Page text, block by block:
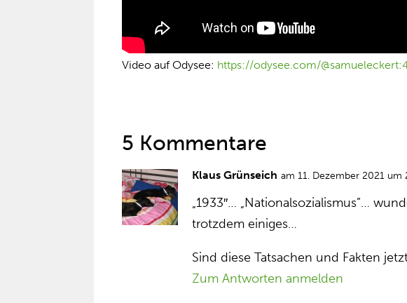
Video auf Odysee: https://odysee.com/
5 Kommentare
Klaus Grünseich am 11. Dezember 2021 um
„1933″… „Nationalsozialismus”…
trotzdem einiges…
Sind diese Tatsachen und Fakten
Zum Antworten anmelden